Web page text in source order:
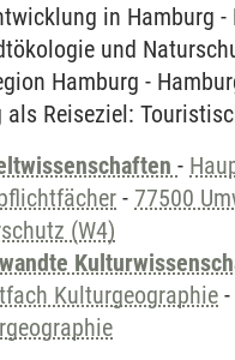
in Hamburg -
und
Hamburg -
als Reiseziel:
-
- 77500
(W4)
Kulturgeographie -